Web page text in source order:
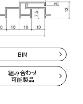
BIM
組み合わせ
可能製品